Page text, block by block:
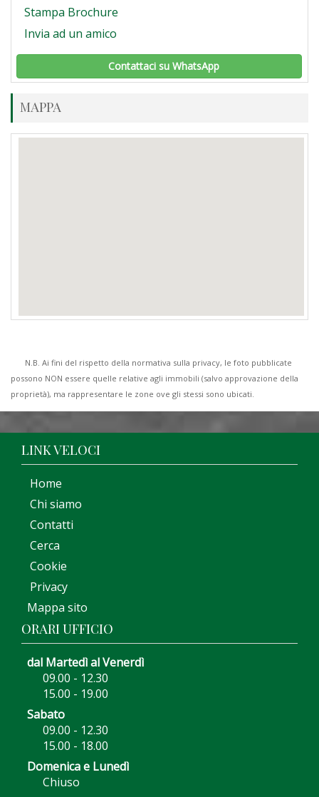
Stampa Brochure
Invia ad un amico
Contattaci su WhatsApp
MAPPA
N.B. Ai fini del rispetto della normativa sulla privacy, le foto pubblicate
possono NON essere quelle relative agli immobili (salvo approvazione della
proprietà), ma rappresentare le zone ove gli stessi sono ubicati.
LINK VELOCI
Home
Chi siamo
Contatti
Cerca
Cookie
Privacy
Mappa sito
ORARI UFFICIO
dal Martedì al Venerdì
09.00 - 12.30
15.00 - 19.00
Sabato
09.00 - 12.30
15.00 - 18.00
Domenica e Lunedì
Chiuso